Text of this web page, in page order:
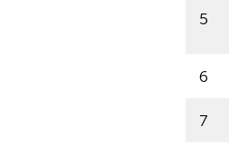
5
6
7